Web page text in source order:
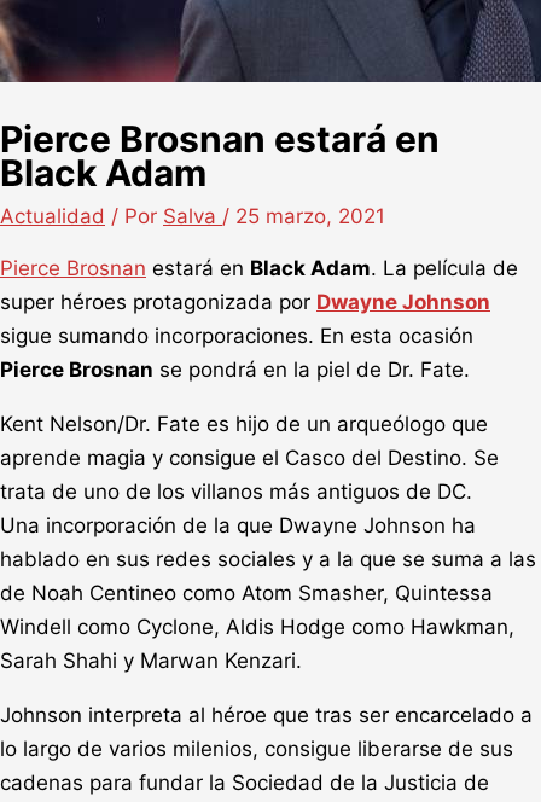
Pierce Brosnan estará en
Black Adam
Actualidad / Por Salva / 25 marzo, 2021
Pierce Brosnan estará en Black Adam. La película de
super héroes protagonizada por Dwayne Johnson
sigue sumando incorporaciones. En esta ocasión
Pierce Brosnan se pondrá en la piel de Dr. Fate.
Kent Nelson/Dr. Fate es hijo de un arqueólogo que
aprende magia y consigue el Casco del Destino. Se
trata de uno de los villanos más antiguos de DC.
Una incorporación de la que Dwayne Johnson ha
hablado en sus redes sociales y a la que se suma a las
de Noah Centineo como Atom Smasher, Quintessa
Windell como Cyclone, Aldis Hodge como Hawkman,
Sarah Shahi y Marwan Kenzari.
Johnson interpreta al héroe que tras ser encarcelado a
lo largo de varios milenios, consigue liberarse de sus
cadenas para fundar la Sociedad de la Justicia de